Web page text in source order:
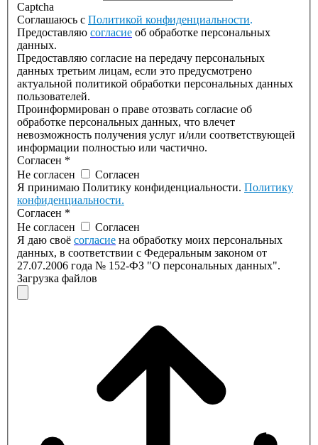
Captcha
Соглашаюсь с Политикой конфиденциальности.
Предоставляю согласие об обработке персональных
данных.
Предоставляю согласие на передачу персональных
данных третьим лицам, если это предусмотрено
актуальной политикой обработки персональных данных
пользователей.
Проинформирован о праве отозвать согласие об
обработке персональных данных, что влечет
невозможность получения услуг и/или соответствующей
информации полностью или частично.
Согласен *
Не согласен
Согласен
Я принимаю Политику конфиденциальности. Политику
конфиденциальности.
Согласен *
Не согласен
Согласен
Я даю своё согласие на обработку моих персональных
данных, в соответствии с Федеральным законом от
27.07.2006 года № 152-ФЗ "О персональных данных".
Загрузка файлов